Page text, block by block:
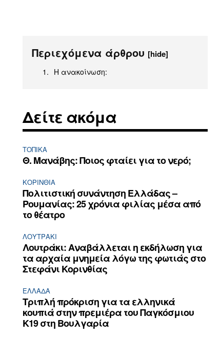
Περιεχόμενα άρθρου [hide]
Η ανακοίνωση:
Δείτε ακόμα
ΤΟΠΙΚΑ
Θ. Μανάβης: Ποιος φταίει για το νερό;
ΚΟΡΙΝΘΊΑ
Πολιτιστική συνάντηση Ελλάδας –
Ρουμανίας: 25 χρόνια φιλίας μέσα από
το θέατρο
ΛΟΥΤΡΆΚΙ
Λουτράκι: Αναβάλλεται η εκδήλωση για
τα αρχαία μνημεία λόγω της φωτιάς στο
Στεφάνι Κορινθίας
ΕΛΛΆΔΑ
Τριπλή πρόκριση για τα ελληνικά
κουπιά στην πρεμιέρα του Παγκόσμιου
Κ19 στη Βουλγαρία